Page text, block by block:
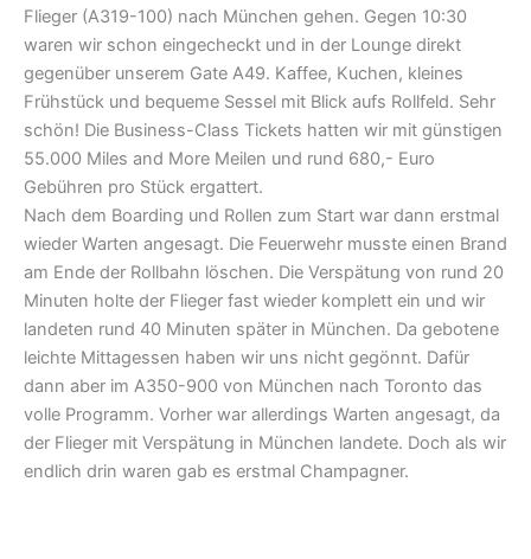
Flieger (A319-100) nach München gehen. Gegen 10:30
waren wir schon eingecheckt und in der Lounge direkt
gegenüber unserem Gate A49. Kaffee, Kuchen, kleines
Frühstück und bequeme Sessel mit Blick aufs Rollfeld. Sehr
schön! Die Business-Class Tickets hatten wir mit günstigen
55.000 Miles and More Meilen und rund 680,- Euro
Gebühren pro Stück ergattert.
Nach dem Boarding und Rollen zum Start war dann erstmal
wieder Warten angesagt. Die Feuerwehr musste einen Brand
am Ende der Rollbahn löschen. Die Verspätung von rund 20
Minuten holte der Flieger fast wieder komplett ein und wir
landeten rund 40 Minuten später in München. Da gebotene
leichte Mittagessen haben wir uns nicht gegönnt. Dafür
dann aber im A350-900 von München nach Toronto das
volle Programm. Vorher war allerdings Warten angesagt, da
der Flieger mit Verspätung in München landete. Doch als wir
endlich drin waren gab es erstmal Champagner.